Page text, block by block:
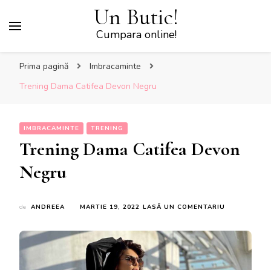
Un Butic!
Cumpara online!
Prima pagină
Imbracaminte
Trening Dama Catifea Devon Negru
IMBRACAMINTE TRENING
Trening Dama Catifea Devon
Negru
de ANDREEA MARTIE 19, 2022 LASĂ UN COMENTARIU
CATIFEA
DEVON
NEGRU